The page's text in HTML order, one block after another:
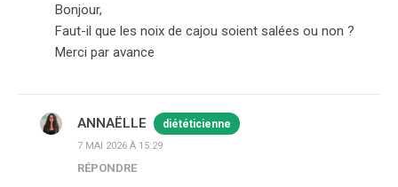
Bonjour,
Faut-il que les noix de cajou soient salées ou non ?
Merci par avance
ANNAËLLE diététicienne
7 MAI 2026 À 15:29
RÉPONDRE